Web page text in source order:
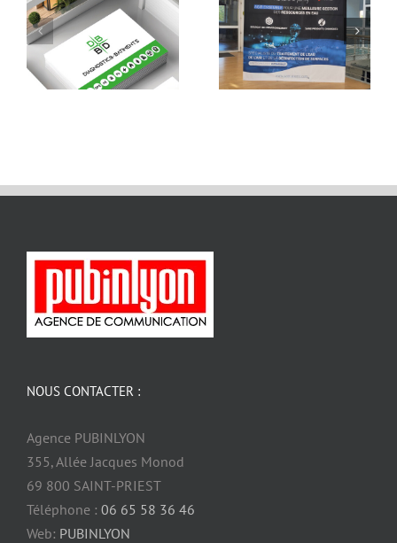
NOUS CONTACTER :
Agence PUBINLYON
355, Allée Jacques Monod
69 800 SAINT-PRIEST
Téléphone : 06 65 58 36 46
Web: PUBINLYON